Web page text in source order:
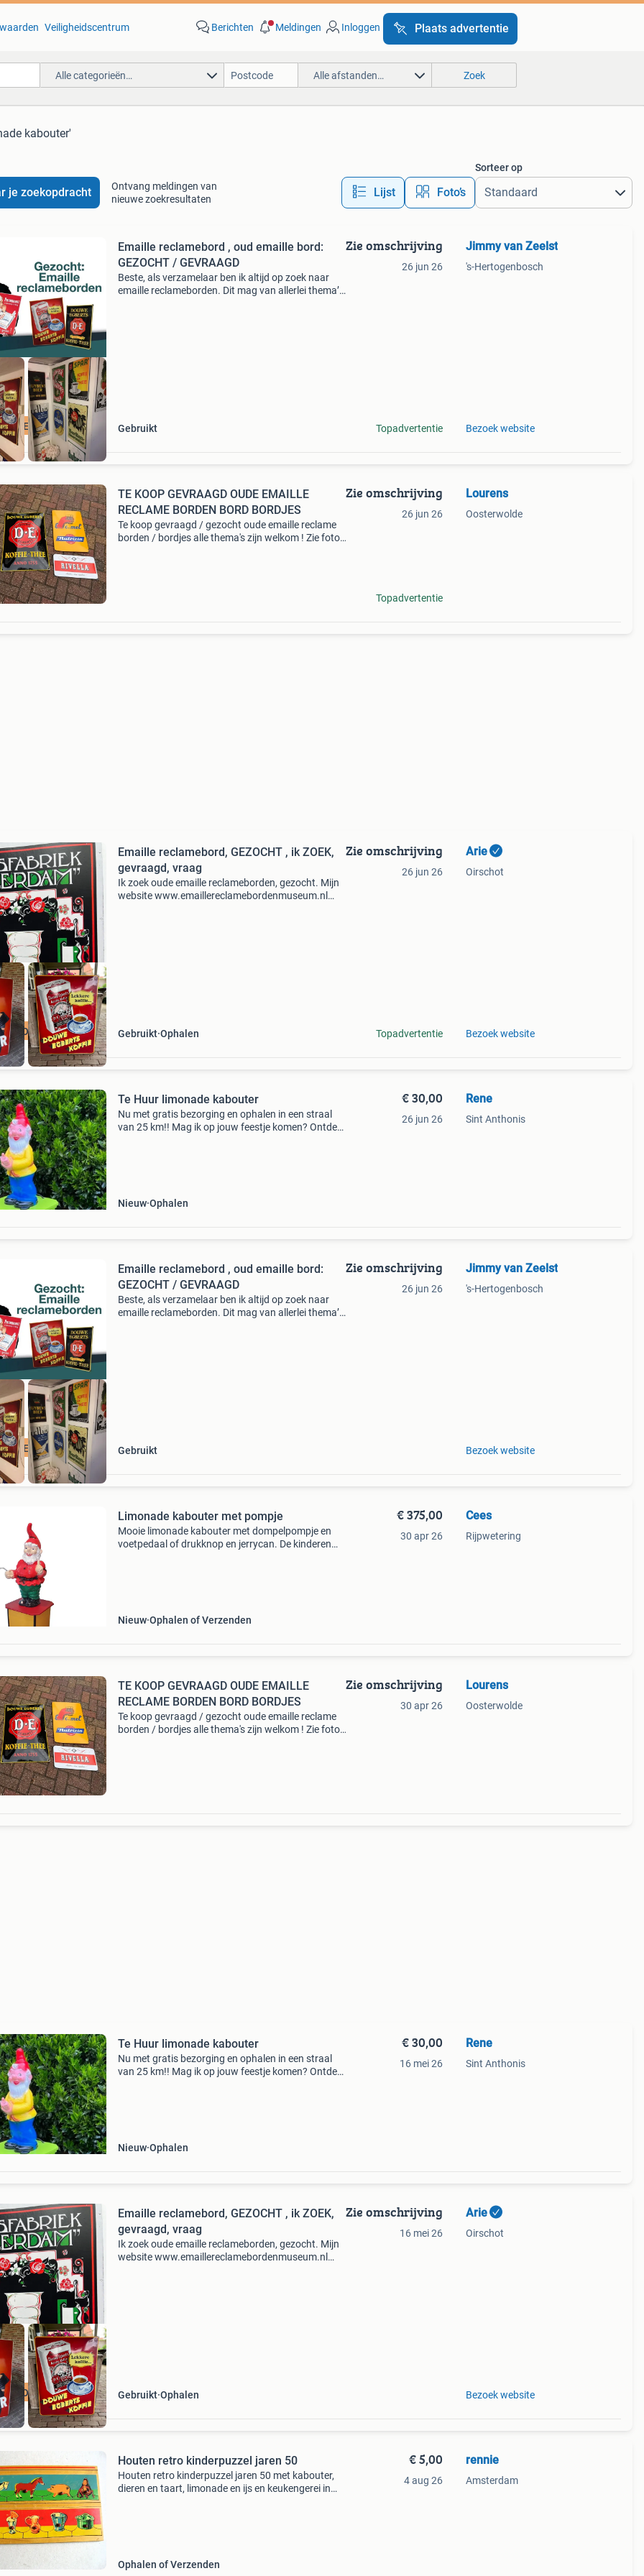
Veiligheidscentrum Berichten Meldingen Inloggen Plaats advertentie
Alle categorieën… Alle afstanden… Zoek
kabouter'
je zoekopdracht
Ontvang meldingen van
nieuwe zoekresultaten
Lijst Foto’s
Sorteer op
Emaille reclamebord , oud emaille bord:
GEZOCHT / GEVRAAGD
Beste, als verzamelaar ben ik altijd op zoek naar
emaille reclameborden. Dit mag van allerlei thema’s
Gebruikt
Zie omschrijving
26 jun 26
Topadvertentie
Jimmy van Zeelst
's-Hertogenbosch
Bezoek website
TE KOOP GEVRAAGD OUDE EMAILLE
RECLAME BORDEN BORD BORDJES
Te koop gevraagd / gezocht oude emaille reclame
borden / bordjes alle thema's zijn welkom ! Zie foto’s
Zie omschrijving
26 jun 26
Topadvertentie
Lourens
Oosterwolde
GEZOCHT
Emaille reclamebord, GEZOCHT , ik ZOEK,
gevraagd, vraag
Ik zoek oude emaille reclameborden, gezocht. Mijn
website www.emaillereclamebordenmuseum.nl
Gebruikt Ophalen
Zie omschrijving
26 jun 26
Topadvertentie
Arie
Oirschot
Bezoek website
Te Huur limonade kabouter
Nu met gratis bezorging en ophalen in een straal
van 25 km!! Mag ik op jouw feestje komen? Ontdek
Nieuw Ophalen
€ 30,00
26 jun 26
Rene
Sint Anthonis
Emaille reclamebord , oud emaille bord:
GEZOCHT / GEVRAAGD
Beste, als verzamelaar ben ik altijd op zoek naar
emaille reclameborden. Dit mag van allerlei thema’s
Gebruikt
Zie omschrijving
26 jun 26
Jimmy van Zeelst
's-Hertogenbosch
Bezoek website
Limonade kabouter met pompje
Mooie limonade kabouter met dompelpompje en
voetpedaal of drukknop en jerrycan. De kinderen
Nieuw Ophalen of Verzenden
€ 375,00
30 apr 26
Cees
Rijpwetering
TE KOOP GEVRAAGD OUDE EMAILLE
RECLAME BORDEN BORD BORDJES
Te koop gevraagd / gezocht oude emaille reclame
borden / bordjes alle thema's zijn welkom ! Zie foto’s
Zie omschrijving
30 apr 26
Lourens
Oosterwolde
Te Huur limonade kabouter
Nu met gratis bezorging en ophalen in een straal
van 25 km!! Mag ik op jouw feestje komen? Ontdek
Nieuw Ophalen
€ 30,00
16 mei 26
Rene
Sint Anthonis
GEZOCHT
Emaille reclamebord, GEZOCHT , ik ZOEK,
gevraagd, vraag
Ik zoek oude emaille reclameborden, gezocht. Mijn
website www.emaillereclamebordenmuseum.nl
Gebruikt Ophalen
Zie omschrijving
16 mei 26
Arie
Oirschot
Bezoek website
Houten retro kinderpuzzel jaren 50
Houten retro kinderpuzzel jaren 50 met kabouter,
dieren en taart, limonade en ijs en keukengerei in
Ophalen of Verzenden
€ 5,00
4 aug 26
rennie
Amsterdam